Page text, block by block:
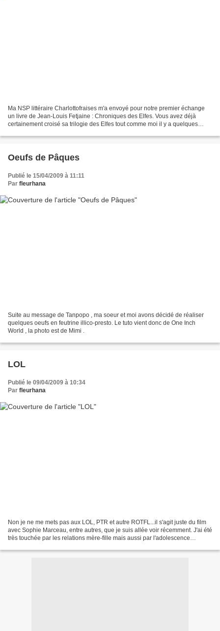
Ma NSP littéraire Charlottofraises m'a envoyé pour notre premier échange
un livre de Jean-Louis Fetjaine : Chroniques des Elfes. Vous avez déjà
certainement croisé sa trilogie des Elfes tout comme moi il y a quelques
Oeufs de Pâques
Publié le 15/04/2009 à 11:11
Par fleurhana
Suite au message de Tanpopo , ma soeur et moi avons décidé de réaliser
quelques oeufs en feutrine illico-presto. Le tuto vient donc de One Inch
World , la photo est de Mimi .
LOL
Publié le 09/04/2009 à 10:34
Par fleurhana
Non je ne me mets pas aux LOL, PTR et autre ROTFL...il s'agit juste du film
avec Sophie Marceau, entre autres, que je suis allée voir récemment. J'ai été
très touchée par les relations mère-fille mais aussi par l'adolescence